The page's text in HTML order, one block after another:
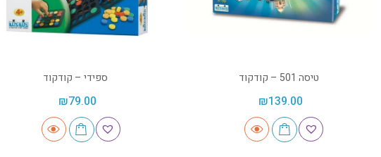
טיסה 501 – קודקוד
₪139.00
ספידי – קודקוד
₪79.00